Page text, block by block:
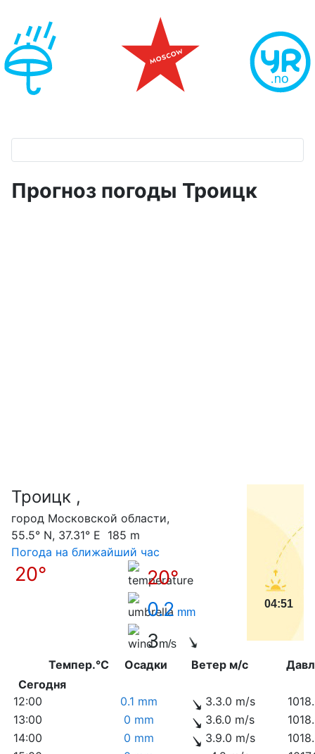
Прогноз погоды Троицк
Троицк ,
город Московской области,
55.5° N, 37.31° E 185 m
Погода на ближайший час
20°
20°
0.2 mm
3m/s
04:51
Темпер.°C Осадки Ветер м/с
Сегодня
12:00
0.1 mm 3.3.0 m/s
13:00
0 mm 3.6.0 m/s
14:00
0 mm 3.9.0 m/s